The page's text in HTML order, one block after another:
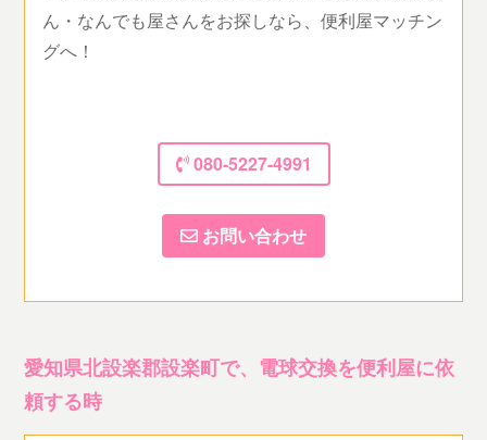
ん・なんでも屋さんをお探しなら、便利屋マッチン
グへ！
080-5227-4991
お問い合わせ
愛知県北設楽郡設楽町で、電球交換を便利屋に依
頼する時